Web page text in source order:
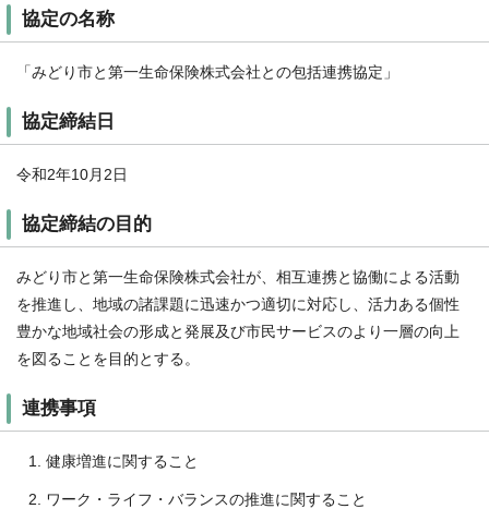
協定の名称
「みどり市と第一生命保険株式会社との包括連携協定」
協定締結日
令和2年10月2日
協定締結の目的
みどり市と第一生命保険株式会社が、相互連携と協働による活動
を推進し、地域の諸課題に迅速かつ適切に対応し、活力ある個性
豊かな地域社会の形成と発展及び市民サービスのより一層の向上
を図ることを目的とする。
連携事項
健康増進に関すること
ワーク・ライフ・バランスの推進に関すること